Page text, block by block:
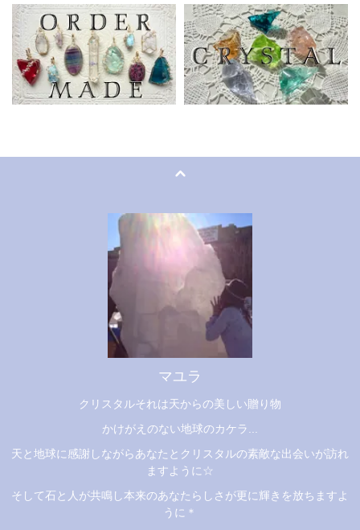
マユラ
クリスタルそれは天からの美しい贈り物
かけがえのない地球のカケラ...
天と地球に感謝しながらあなたとクリスタルの素敵な出会いが訪れ
ますように☆
そして石と人が共鳴し本来のあなたらしさが更に輝きを放ちますよ
うに＊